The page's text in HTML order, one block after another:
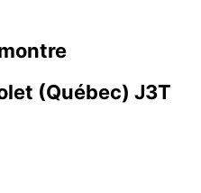
(Québec) J3T